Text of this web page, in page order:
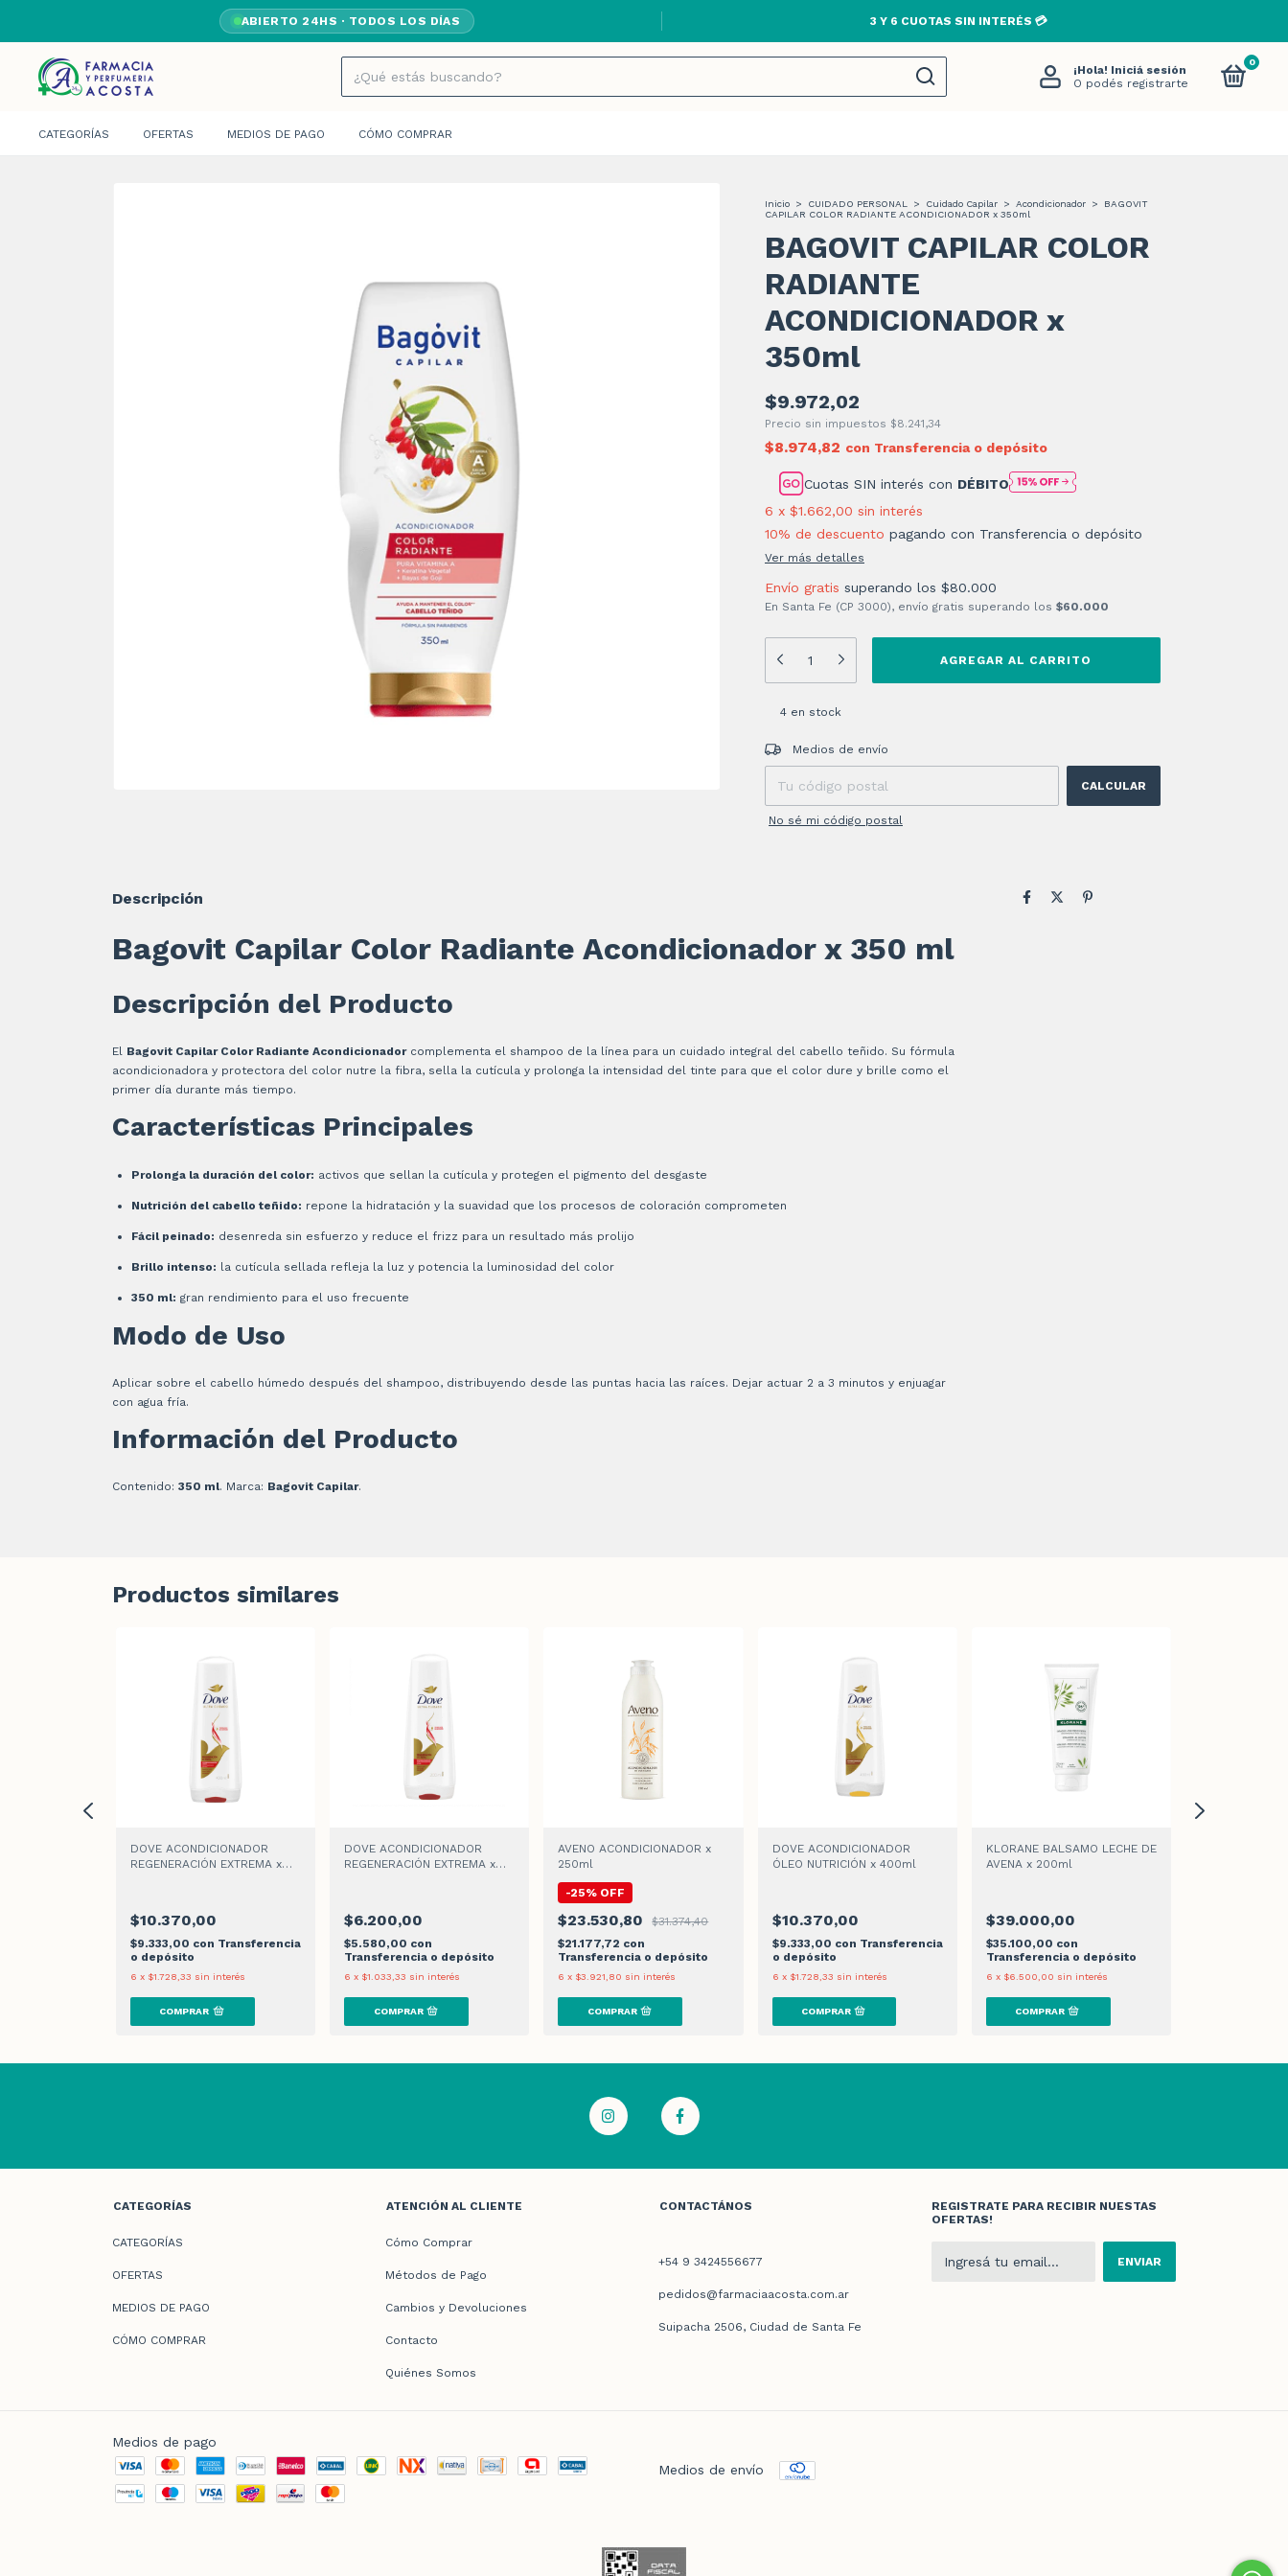
ABIERTO 24HS · TODOS LOS DÍAS ENVÍOS GRATIS A TODO EL PAÍS EN COMPRAS MAYORES A $80.000🚚
¡Hola! Iniciá sesión
O podés registrarte
0
CATEGORÍAS OFERTAS MEDIOS DE PAGO CÓMO COMPRAR
Inicio > CUIDADO PERSONAL > Cuidado Capilar > Acondicionador >
BAGOVIT
CAPILAR COLOR RADIANTE ACONDICIONADOR x 350ml
BAGOVIT CAPILAR COLOR
RADIANTE
ACONDICIONADOR x
350ml
$9.972,02
Precio sin impuestos $8.241,34
$8.974,82 con Transferencia o depósito
Cuotas SIN interés con DÉBITO
6 x $1.662,00 sin interés
10% de descuento pagando con Transferencia o depósito
Ver más detalles
Envío gratis superando los $80.000
En Santa Fe (CP 3000), envío gratis superando los $60.000
4en stock
Entregas para el CP:
Medios de envío
CALCULAR
No sé mi código postal
Descripción
Bagovit Capilar Color Radiante Acondicionador x 350 ml
Descripción del Producto
El Bagovit Capilar Color Radiante Acondicionadorcomplementa el shampoo de la línea para un cuidado integral del cabello teñido. Su fórmula
acondicionadora y protectora del color nutre la fibra, sella la cutícula y prolonga la intensidad del tinte para que el color dure y brille como el
primer día durante más tiempo.
Características Principales
Prolonga la duración del color: activos que sellan la cutícula y protegen el pigmento del desgaste
Nutrición del cabello teñido: repone la hidratación y la suavidad que los procesos de coloración comprometen
Fácil peinado: desenreda sin esfuerzo y reduce el frizz para un resultado más prolijo
Brillo intenso: la cutícula sellada refleja la luz y potencia la luminosidad del color
350 ml: gran rendimiento para el uso frecuente
Modo de Uso
Aplicar sobre el cabello húmedo después del shampoo, distribuyendo desde las puntas hacia las raíces. Dejar actuar 2 a 3 minutos y enjuagar
con agua fría.
Información del Producto
Contenido: 350 ml. Marca: Bagovit Capilar.
Productos similares
DOVE ACONDICIONADOR
REGENERACIÓN EXTREMA x
$10.370,00
$9.333,00 con Transferencia
o depósito
6 x $1.728,33 sin interés
DOVE ACONDICIONADOR
REGENERACIÓN EXTREMA x
$6.200,00
$5.580,00 con
Transferencia o depósito
6 x $1.033,33 sin interés
AVENO ACONDICIONADOR x
250ml
-25% OFF
$23.530,80
$31.374,40
$21.177,72 con
Transferencia o depósito
6 x $3.921,80 sin interés
DOVE ACONDICIONADOR
ÓLEO NUTRICIÓN x 400ml
$10.370,00
$9.333,00 con Transferencia
o depósito
6 x $1.728,33 sin interés
KLORANE BALSAMO LECHE DE
AVENA x 200ml
$39.000,00
$35.100,00 con
Transferencia o depósito
6 x $6.500,00 sin interés
CATEGORÍAS
CATEGORÍAS
OFERTAS
MEDIOS DE PAGO
CÓMO COMPRAR
ATENCIÓN AL CLIENTE
Cómo Comprar
Métodos de Pago
Cambios y Devoluciones
Contacto
Quiénes Somos
CONTACTÁNOS
+54 9 3424556677
pedidos@farmaciaacosta.com.ar
Suipacha 2506, Ciudad de Santa Fe
REGISTRATE PARA RECIBIR NUESTAS
OFERTAS!
Medios de pago
Medios de envío